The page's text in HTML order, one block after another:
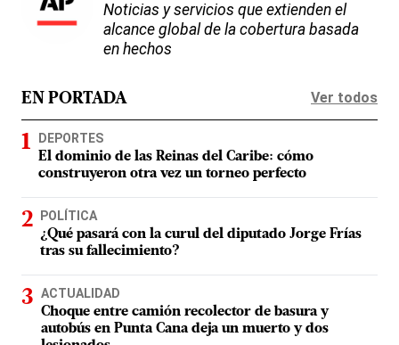
Noticias y servicios que extienden el
alcance global de la cobertura basada
en hechos
EN PORTADA Ver todos
DEPORTES
El dominio de las Reinas del Caribe: cómo
construyeron otra vez un torneo perfecto
POLÍTICA
¿Qué pasará con la curul del diputado Jorge Frías
tras su fallecimiento?
ACTUALIDAD
Choque entre camión recolector de basura y
autobús en Punta Cana deja un muerto y dos